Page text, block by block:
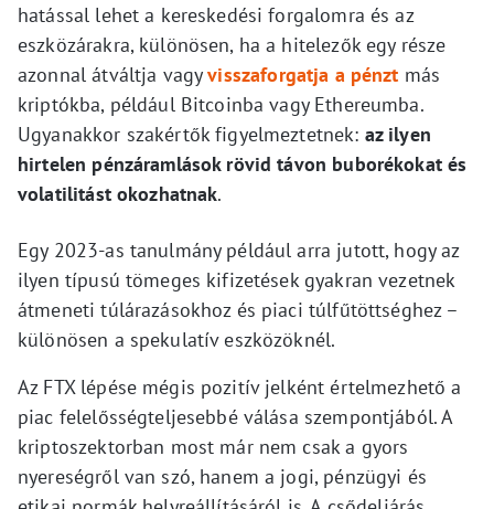
hatással lehet a kereskedési forgalomra és az
eszközárakra, különösen, ha a hitelezők egy része
azonnal átváltja vagyvisszaforgatja a pénzt más
kriptókba, például Bitcoinba vagy Ethereumba.
Ugyanakkor szakértők figyelmeztetnek: az ilyen
hirtelen pénzáramlások rövid távon buborékokat és
volatilitást okozhatnak.
Egy 2023-as tanulmány például arra jutott, hogy az
ilyen típusú tömeges kifizetések gyakran vezetnek
átmeneti túlárazásokhoz és piaci túlfűtöttséghez –
különösen a spekulatív eszközöknél.
Az FTX lépése mégis pozitív jelként értelmezhető a
piac felelősségteljesebbé válása szempontjából. A
kriptoszektorban most már nem csak a gyors
nyereségről van szó, hanem a jogi, pénzügyi és